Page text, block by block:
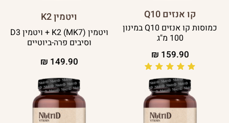
קו אנזים Q10
כמוסות קו אנזים Q10 במינון
100 מ"ג
159.90
₪
ויטמין K2
ויטמין K2 (MK7) + ויטמין D3
וסיבים פרה-ביוטיים
149.90
₪